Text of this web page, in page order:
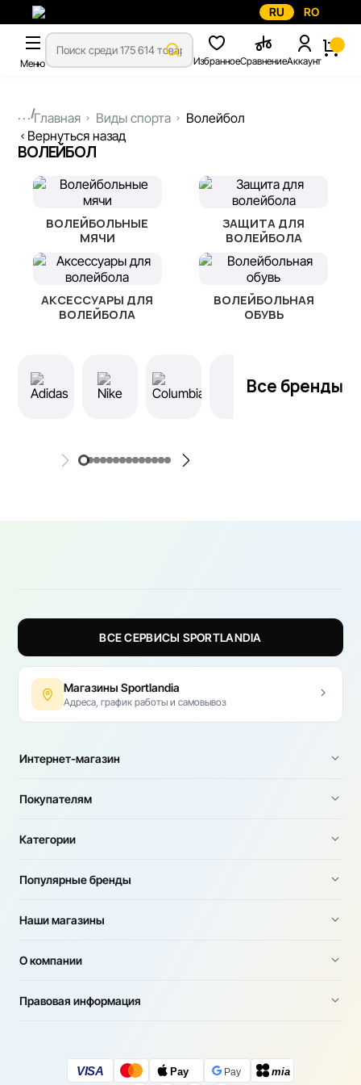
RU RO
Меню ИзбранноеСравнениеАккаунт
...Главная Виды спорта
Волейбол
Вернуться назад
ВОЛЕЙБОЛ
ВОЛЕЙБОЛЬНЫЕ
МЯЧИ
ЗАЩИТА ДЛЯ
ВОЛЕЙБОЛА
АКСЕССУАРЫ ДЛЯ
ВОЛЕЙБОЛА
ВОЛЕЙБОЛЬНАЯ
ОБУВЬ
Все бренды
ВСЕ СЕРВИСЫ SPORTLANDIA
Магазины Sportlandia
Адреса, график работы и самовывоз
Интернет-магазин
Покупателям
Категории
Популярные бренды
Наши магазины
О компании
Правовая информация
VISA Pay Pay mia